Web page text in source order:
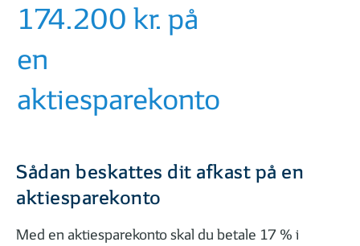
174.200 kr. på
en
aktiesparekonto
Sådan beskattes dit afkast på en
aktiesparekonto
Med en aktiesparekonto skal du betale 17 % i